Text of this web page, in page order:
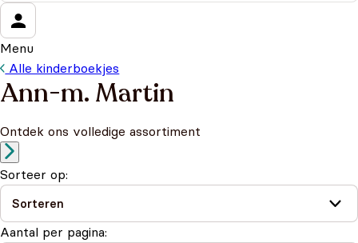
Menu
Alle kinderboekjes
Ann-m. Martin
Ontdek ons volledige assortiment
Sorteer op:
Aantal per pagina: